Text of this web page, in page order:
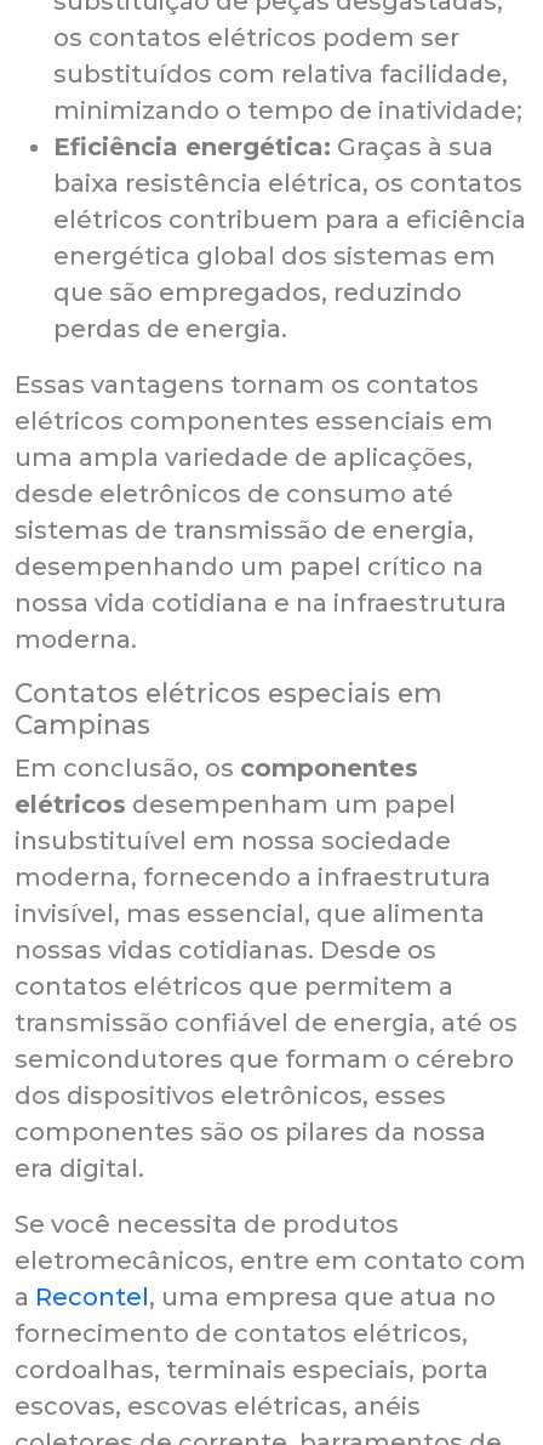
os contatos elétricos podem ser
substituídos com relativa facilidade,
minimizando o tempo de inatividade;
Eficiência energética: Graças à sua
baixa resistência elétrica, os contatos
elétricos contribuem para a eficiência
energética global dos sistemas em
que são empregados, reduzindo
perdas de energia.
Essas vantagens tornam os contatos
elétricos componentes essenciais em
uma ampla variedade de aplicações,
desde eletrônicos de consumo até
sistemas de transmissão de energia,
desempenhando um papel crítico na
nossa vida cotidiana e na infraestrutura
moderna.
Contatos elétricos especiais em
Campinas
Em conclusão, os componentes
elétricos desempenham um papel
insubstituível em nossa sociedade
moderna, fornecendo a infraestrutura
invisível, mas essencial, que alimenta
nossas vidas cotidianas. Desde os
contatos elétricos que permitem a
transmissão confiável de energia, até os
semicondutores que formam o cérebro
dos dispositivos eletrônicos, esses
componentes são os pilares da nossa
era digital.
Se você necessita de produtos
eletromecânicos, entre em contato com
a Recontel, uma empresa que atua no
fornecimento de contatos elétricos,
cordoalhas, terminais especiais, porta
escovas, escovas elétricas, anéis